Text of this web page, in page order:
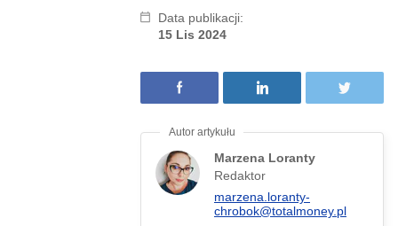
Data publikacji:
15 Lis 2024
Marzena Loranty
Redaktor
marzena.loranty-
chrobok@totalmoney.pl